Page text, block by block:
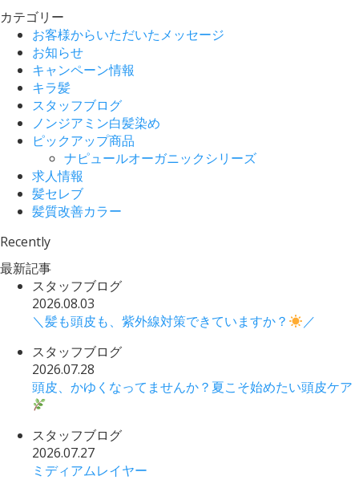
カテゴリー
お客様からいただいたメッセージ
お知らせ
キャンペーン情報
キラ髪
スタッフブログ
ノンジアミン白髪染め
ピックアップ商品
ナピュールオーガニックシリーズ
求人情報
髪セレブ
髪質改善カラー
Recently
最新記事
スタッフブログ
2026.08.03
＼髪も頭皮も、紫外線対策できていますか？
／
スタッフブログ
2026.07.28
頭皮、かゆくなってませんか？夏こそ始めたい頭皮ケア
スタッフブログ
2026.07.27
ミディアムレイヤー